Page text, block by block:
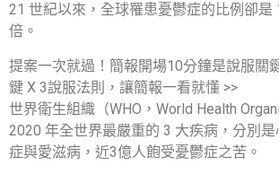
21 世紀以來，全球罹患憂鬱症的比例卻是
倍。
提案一次就過！簡報開場10分鐘是說服關
鍵 X 3說服法則，讓簡報一看就懂 >>
世界衛生組織（WHO，World Health
2020 年全世界最嚴重的 3 大疾病，分別
症與愛滋病，近3億人飽受憂鬱症之苦。